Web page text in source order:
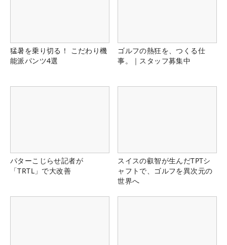
猛暑を乗り切る！ こだわり機
能派パンツ4選
ゴルフの熱狂を、つくる仕
事。｜スタッフ募集中
パターこじらせ記者が
「TRTL」で大改善
スイスの叡智が生んだTPTシ
ャフトで、ゴルフを異次元の
世界へ